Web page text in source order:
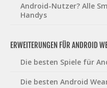
Android-Nutzer? Alle
Handys
ERWEITERUNGEN FÜR ANDROID
Die besten Spiele für
Die besten Android